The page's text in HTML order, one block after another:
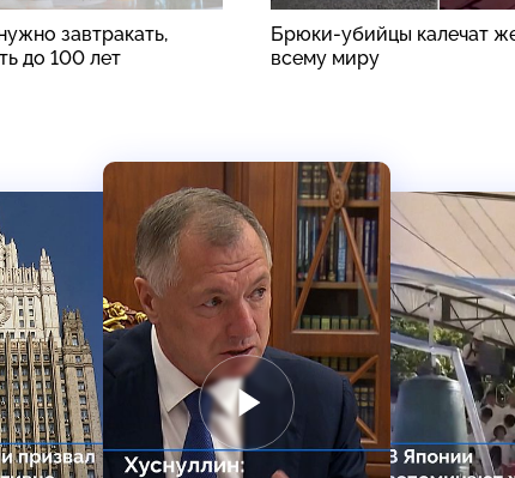
завтракать,
до 100 лет
Брюки-убийцы калечат
всему миру